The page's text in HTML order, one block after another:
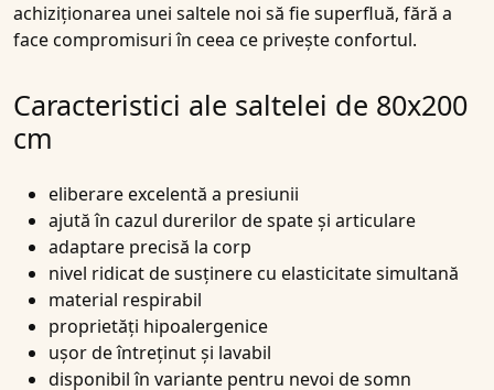
achiziționarea unei saltele noi să fie superfluă, fără a
face compromisuri în ceea ce privește confortul.
Caracteristici ale saltelei de 80x200
cm
eliberare excelentă a presiunii
ajută în cazul durerilor de spate și articulare
adaptare precisă la corp
nivel ridicat de susținere cu elasticitate simultană
material respirabil
proprietăți hipoalergenice
ușor de întreținut și lavabil
disponibil în variante pentru nevoi de somn